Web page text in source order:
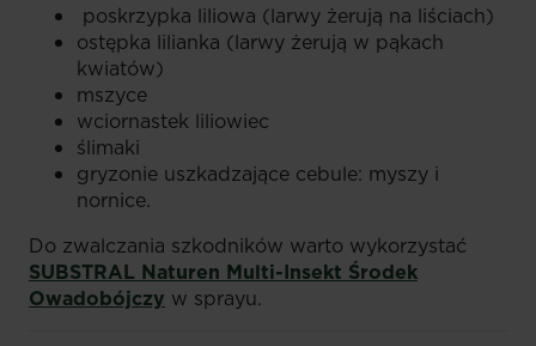
poskrzypka liliowa (larwy żerują na liściach)
ostępka lilianka (larwy żerują w pąkach
kwiatów)
mszyce
wciornastek liliowiec
ślimaki
gryzonie uszkadzające cebule: myszy i
nornice.
Do zwalczania szkodników warto wykorzystać
SUBSTRAL Naturen Multi-Insekt Środek
Owadobójczy w sprayu.